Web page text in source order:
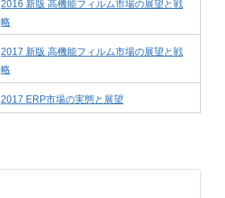
2016 新版 高機能フィルム市場の展望と戦
略
2017 新版 高機能フィルム市場の展望と戦
略
2017 ERP市場の実態と展望